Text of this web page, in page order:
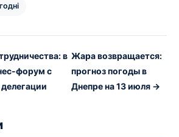
в
форум с
Жара возвращается:
прогноз погоды в
Днепре на 13 июля →